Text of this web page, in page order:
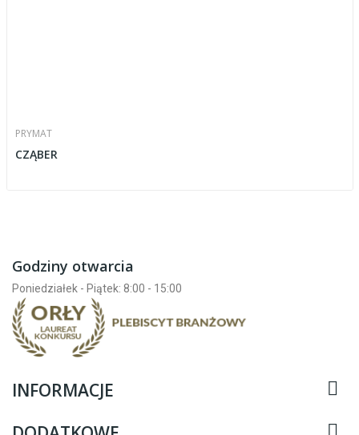
PRYMAT
CZĄBER
Godziny otwarcia
Poniedziałek - Piątek: 8:00 - 15:00
INFORMACJE 
